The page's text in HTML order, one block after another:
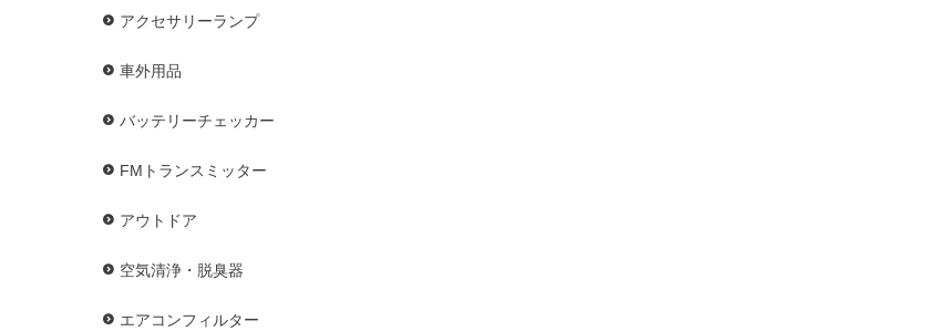
アクセサリーランプ
車外用品
バッテリーチェッカー
FMトランスミッター
アウトドア
空気清浄・脱臭器
エアコンフィルター